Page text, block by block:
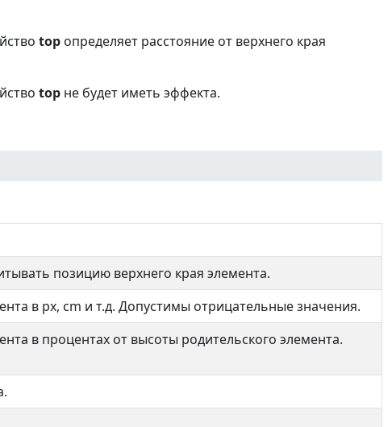
top определяет расстояние от верхнего края
top не будет иметь эффекта.
позицию верхнего края элемента.
в px, cm и т.д. Допустимы отрицательные значения.
в процентах от высоты родительского элемента.